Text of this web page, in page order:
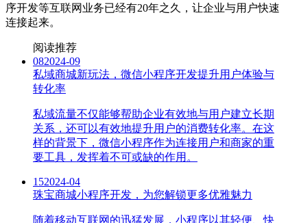
序开发等互联网业务已经有20年之久，让企业与用户快速
连接起来。
阅读推荐
082024-09
私域商城新玩法，微信小程序开发提升用户体验与
转化率
私域流量不仅能够帮助企业有效地与用户建立长期
关系，还可以有效地提升用户的消费转化率。在这
样的背景下，微信小程序作为连接用户和商家的重
要工具，发挥着不可或缺的作用。
152024-04
珠宝商城小程序开发，为您解锁更多优雅魅力
随着移动互联网的迅猛发展，小程序以其轻便、快